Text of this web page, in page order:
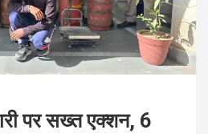
पर सख्त एक्शन, 6